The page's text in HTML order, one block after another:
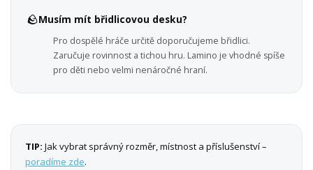
🪨Musím mít břidlicovou desku?
Pro dospělé hráče určitě doporučujeme břidlici.
Zaručuje rovinnost a tichou hru. Lamino je vhodné spíše
pro děti nebo velmi nenáročné hraní.
TIP: Jak vybrat správný rozměr, místnost a příslušenství –
poradíme zde.